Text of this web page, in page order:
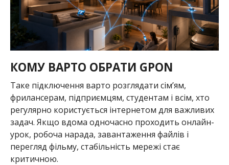
КОМУ ВАРТО ОБРАТИ GPON
Таке підключення варто розглядати сім’ям,
фрилансерам, підприємцям, студентам і всім, хто
регулярно користується інтернетом для важливих
задач. Якщо вдома одночасно проходить онлайн-
урок, робоча нарада, завантаження файлів і
перегляд фільму, стабільність мережі стає
критичною.